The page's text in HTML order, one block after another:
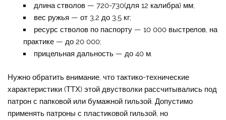
длина стволов — 720-730(для 12 калибра) мм;
вес ружья — от 3,2 до 3,5 кг;
ресурс стволов по паспорту — 10 000 выстрелов, на
практике — до 20 000;
прицельная дальность — до 40 м.
Нужно обратить внимание, что тактико-технические
характеристики (ТТХ) этой двустволки рассчитывались под
патрон с папковой или бумажной гильзой. Допустимо
применять патроны с пластиковой гильзой, но